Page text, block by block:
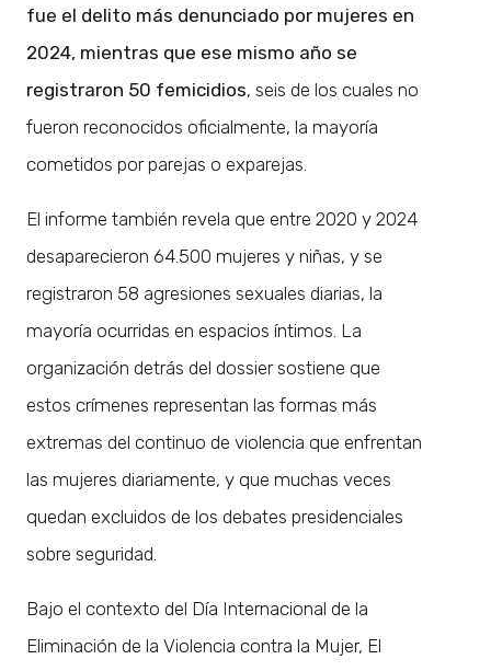
fue el delito más denunciado por mujeres en
2024, mientras que ese mismo año se
registraron 50 femicidios, seis de los cuales no
fueron reconocidos oficialmente, la mayoría
cometidos por parejas o exparejas.
El informe también revela que entre 2020 y 2024
desaparecieron 64.500 mujeres y niñas, y se
registraron 58 agresiones sexuales diarias, la
mayoría ocurridas en espacios íntimos. La
organización detrás del dossier sostiene que
estos crímenes representan las formas más
extremas del continuo de violencia que enfrentan
las mujeres diariamente, y que muchas veces
quedan excluidos de los debates presidenciales
sobre seguridad.
Bajo el contexto del Día Internacional de la
Eliminación de la Violencia contra la Mujer, El